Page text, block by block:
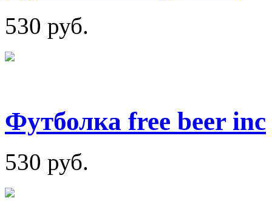
530 руб.
Футболка free beer inc
530 руб.